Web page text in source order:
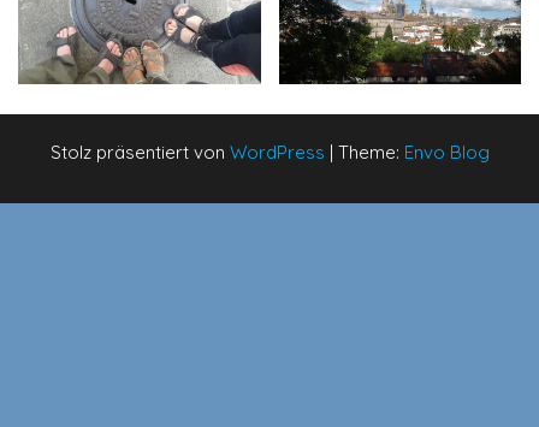
Stolz präsentiert von WordPress | Theme: Envo Blog